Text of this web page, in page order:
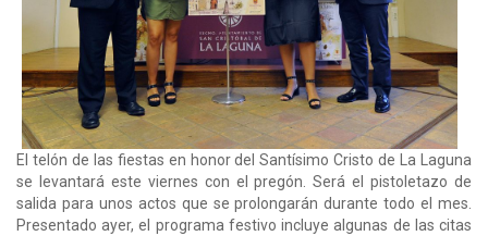
El telón de las fiestas en honor del Santísimo Cristo de La Laguna
se levantará este viernes con el pregón. Será el pistoletazo de
salida para unos actos que se prolongarán durante todo el mes.
Presentado ayer, el programa festivo incluye algunas de las citas